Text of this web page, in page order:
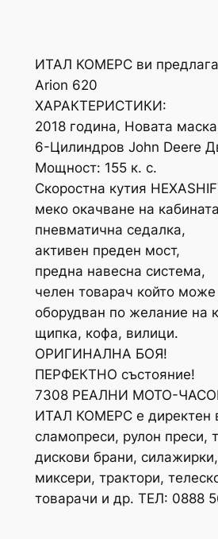
ИТАЛ КОМЕРС ви предлага
Arion 620
ХАРАКТЕРИСТИКИ:
2018 година, Новата
6-Цилиндров John Deere
Мощност: 155 к. с.
Скоростна кутия
меко окачване на
пневматична седалка,
активен преден мост,
предна навесна система,
челен товарач който
оборудван по желание на
щипка, кофа, вилици.
ОРИГИНАЛНА БОЯ!
ПЕРФЕКТНО състояние!
7308 РЕАЛНИ МОТО-
ИТАЛ КОМЕРС е директен
сламопреси, рулон преси,
дискови брани,
миксери, трактори,
товарачи и др. ТЕЛ: 0888